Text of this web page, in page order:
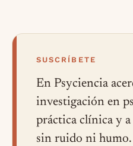
SUSCRÍBETE
En Psyciencia
investigación en
práctica clínica y
sin ruido ni humo.